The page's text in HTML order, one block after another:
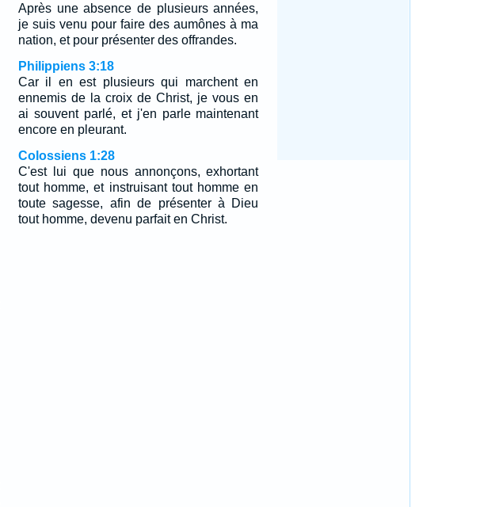
Après une absence de plusieurs années,
je suis venu pour faire des aumônes à ma
nation, et pour présenter des offrandes.
Philippiens 3:18
Car il en est plusieurs qui marchent en
ennemis de la croix de Christ, je vous en
ai souvent parlé, et j'en parle maintenant
encore en pleurant.
Colossiens 1:28
C'est lui que nous annonçons, exhortant
tout homme, et instruisant tout homme en
toute sagesse, afin de présenter à Dieu
tout homme, devenu parfait en Christ.